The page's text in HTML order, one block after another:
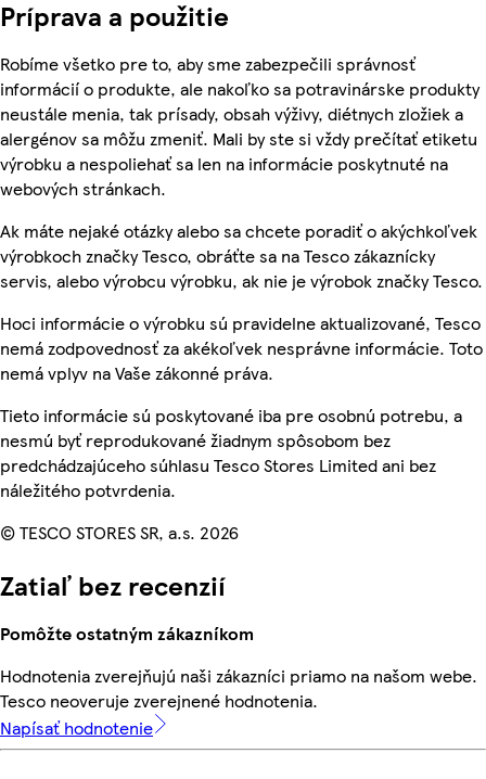
Príprava a použitie
Robíme všetko pre to, aby sme zabezpečili správnosť
informácií o produkte, ale nakoľko sa potravinárske produkty
neustále menia, tak prísady, obsah výživy, diétnych zložiek a
alergénov sa môžu zmeniť. Mali by ste si vždy prečítať etiketu
výrobku a nespoliehať sa len na informácie poskytnuté na
webových stránkach.
Ak máte nejaké otázky alebo sa chcete poradiť o akýchkoľvek
výrobkoch značky Tesco, obráťte sa na Tesco zákaznícky
servis, alebo výrobcu výrobku, ak nie je výrobok značky Tesco.
Hoci informácie o výrobku sú pravidelne aktualizované, Tesco
nemá zodpovednosť za akékoľvek nesprávne informácie. Toto
nemá vplyv na Vaše zákonné práva.
Tieto informácie sú poskytované iba pre osobnú potrebu, a
nesmú byť reprodukované žiadnym spôsobom bez
predchádzajúceho súhlasu Tesco Stores Limited ani bez
náležitého potvrdenia.
© TESCO STORES SR, a.s. 2026
Zatiaľ bez recenzií
Pomôžte ostatným zákazníkom
Hodnotenia zverejňujú naši zákazníci priamo na našom webe.
Tesco neoveruje zverejnené hodnotenia.
Napísať hodnotenie